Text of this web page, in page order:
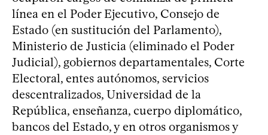
línea en el Poder Ejecutivo, Consejo de
Estado (en sustitución del Parlamento),
Ministerio de Justicia (eliminado el Poder
Judicial), gobiernos departamentales, Corte
Electoral, entes autónomos, servicios
descentralizados, Universidad de la
República, enseñanza, cuerpo diplomático,
bancos del Estado, y en otros organismos y